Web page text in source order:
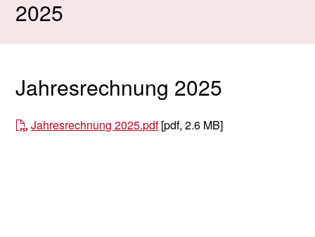
2025
Jahresrechnung 2025
Jahresrechnung 2025.pdf[pdf, 2.6 MB]